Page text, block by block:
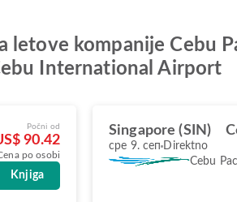
letove kompanije Cebu
International Airport
Počni od
90.42
po osobi
Knjiga
Singapore (SIN)
сре 9. сеп Direktno
Cebu